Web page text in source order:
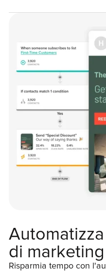
di marketing
Risparmia tempo con